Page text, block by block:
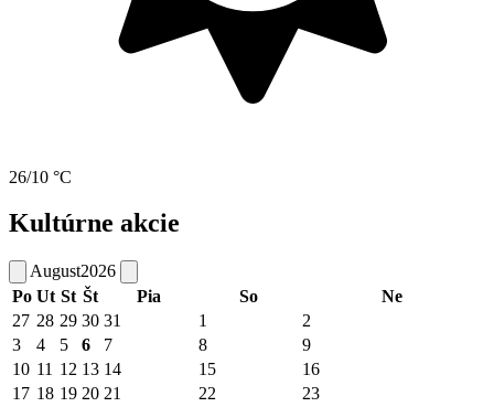
26/10 °C
Kultúrne akcie
August2026
Po Ut St Št Pia So
Ne
27 28 29 30 31 1
2
3
4 5 6 7 8
9
10 11 12 13 14 15
16
17 18 19 20 21 22 23